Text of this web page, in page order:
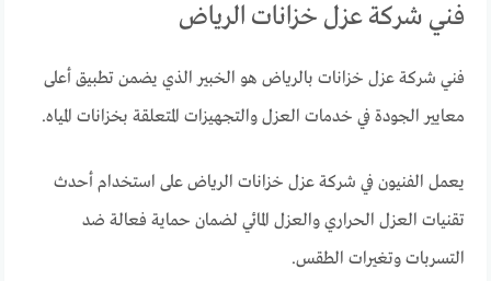
فني شركة عزل خزانات الرياض
فني شركة عزل خزانات بالرياض هو الخبير الذي يضمن تطبيق أعلى
معايير الجودة في خدمات العزل والتجهيزات المتعلقة بخزانات المياه.
يعمل الفنيون في شركة عزل خزانات الرياض على استخدام أحدث
تقنيات العزل الحراري والعزل المائي لضمان حماية فعالة ضد
التسربات وتغيرات الطقس.